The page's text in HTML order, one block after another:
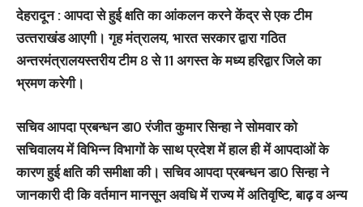
देहरादून : आपदा से हुई क्षति का आंकलन करने केंद्र से एक टीम
उत्‍तराखंड आएगी। गृह मंत्रालय, भारत सरकार द्वारा गठित
अन्तरमंत्रालयस्तरीय टीम 8 से 11 अगस्त के मध्य हरिद्वार जिले का
भ्रमण करेगी।
सचिव आपदा प्रबन्धन डा0 रंजीत कुमार सिन्हा ने सोमवार को
सचिवालय में विभिन्न विभागों के साथ प्रदेश में हाल ही में आपदाओं के
कारण हुई क्षति की समीक्षा की। सचिव आपदा प्रबन्धन डा0 सिन्हा ने
जानकारी दी कि वर्तमान मानसून अवधि में राज्य में अतिवृष्टि, बाढ़ व अन्य